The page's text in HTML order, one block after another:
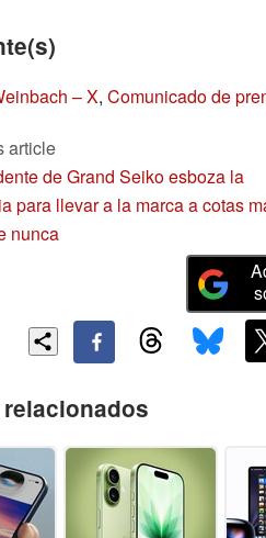
– X, Comunicado de
article
de Grand Seiko esboza la
para llevar a la marca a cotas
nunca